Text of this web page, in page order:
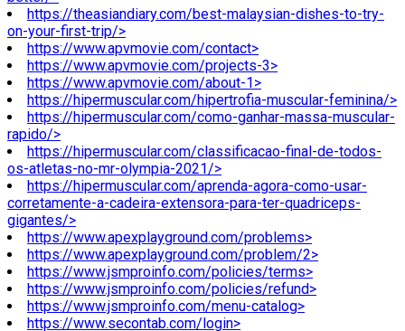
https://theasiandiary.com/best-malaysian-dishes-to-try-
on-your-first-trip/>
https://www.apvmovie.com/contact>
https://www.apvmovie.com/projects-3>
https://www.apvmovie.com/about-1>
https://hipermuscular.com/hipertrofia-muscular-feminina/>
https://hipermuscular.com/como-ganhar-massa-muscular-
rapido/>
https://hipermuscular.com/classificacao-final-de-todos-
os-atletas-no-mr-olympia-2021/>
https://hipermuscular.com/aprenda-agora-como-usar-
corretamente-a-cadeira-extensora-para-ter-quadriceps-
gigantes/>
https://www.apexplayground.com/problems>
https://www.apexplayground.com/problem/2>
https://www.jsmproinfo.com/policies/terms>
https://www.jsmproinfo.com/policies/refund>
https://www.jsmproinfo.com/menu-catalog>
https://www.secontab.com/login>